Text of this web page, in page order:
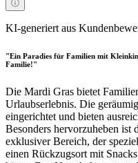
KI-generiert aus
"Ein Paradies für Familien mit
Familie!"
Die Mardi Gras bietet
Urlaubserlebnis. Die
eingerichtet und bieten
Besonders hervorzuheben
exklusiver Bereich, der
einen Rückzugsort mit